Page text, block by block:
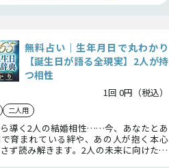
無料占い｜生年月日で丸わかり
【誕生日が語る全現実】2人が持
つ相性
1回 0円（税込）
二人用
導く2人の結婚相性……今、あなたとあ
育まれている絆や、あの人が抱く本心
ず読み解きます。2人の未来に向けた可